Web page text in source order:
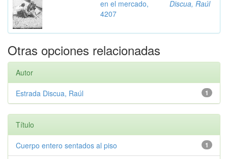
en el mercado,
4207
Discua, Raúl
Otras opciones relacionadas
Autor
1
Estrada Discua, Raúl
Título
1
Cuerpo entero sentados al piso